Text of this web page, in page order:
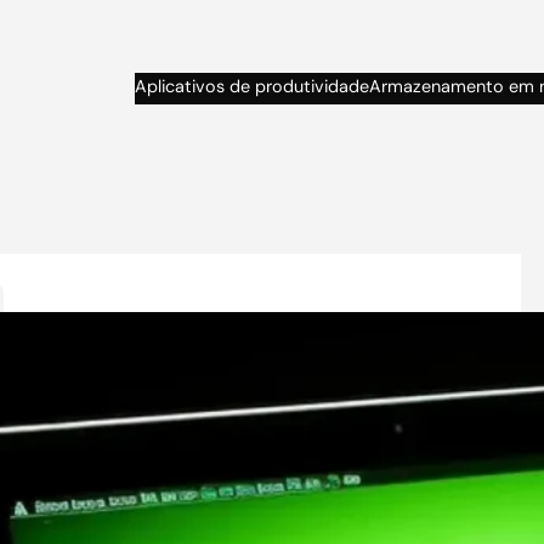
Aplicativos de produtividadeArmazenamento em